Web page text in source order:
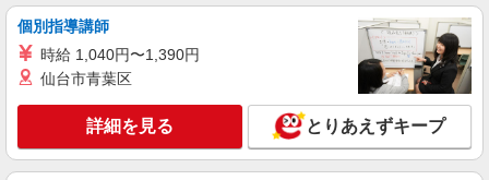
時給1250円〜 ※残業代支給 ★交通費別途支給
（規定あり） ゜+゜・。○。・゜+゜・。○。・゜
頂くと, インセンティブ支給(規定有) ★月2回払
い・週払い可能（規程有）★ ゜・。○。・゜
熊本県熊本市中央区のauショップ
キープ 詳細を見る
個別指導講師
時給 1,040円〜1,390円
仙台市青葉区
詳細を見る とりあえずキープ